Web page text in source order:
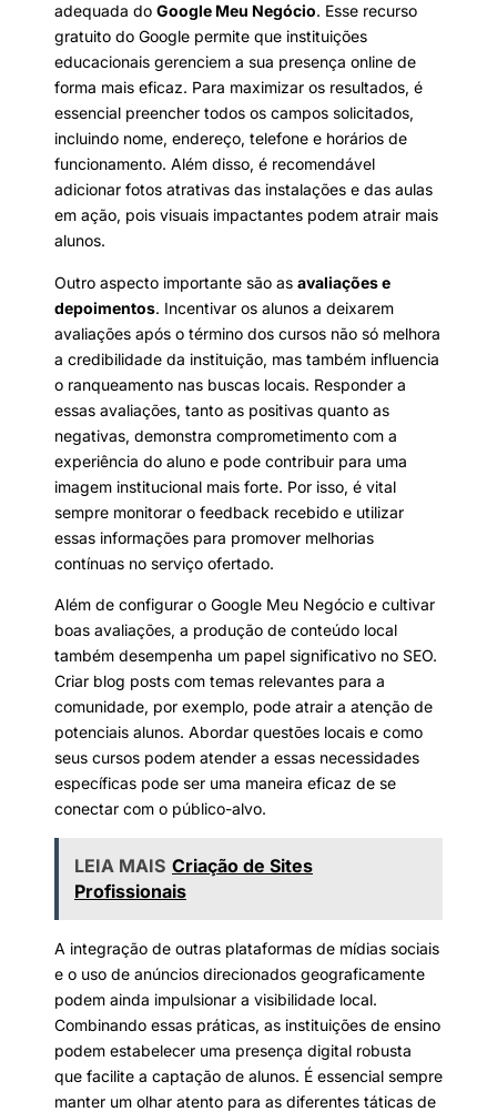
adequada do Google Meu Negócio. Esse recurso
gratuito do Google permite que instituições
educacionais gerenciem a sua presença online de
forma mais eficaz. Para maximizar os resultados, é
essencial preencher todos os campos solicitados,
incluindo nome, endereço, telefone e horários de
funcionamento. Além disso, é recomendável
adicionar fotos atrativas das instalações e das aulas
em ação, pois visuais impactantes podem atrair mais
alunos.
Outro aspecto importante são as avaliações e
depoimentos. Incentivar os alunos a deixarem
avaliações após o término dos cursos não só melhora
a credibilidade da instituição, mas também influencia
o ranqueamento nas buscas locais. Responder a
essas avaliações, tanto as positivas quanto as
negativas, demonstra comprometimento com a
experiência do aluno e pode contribuir para uma
imagem institucional mais forte. Por isso, é vital
sempre monitorar o feedback recebido e utilizar
essas informações para promover melhorias
contínuas no serviço ofertado.
Além de configurar o Google Meu Negócio e cultivar
boas avaliações, a produção de conteúdo local
também desempenha um papel significativo no SEO.
Criar blog posts com temas relevantes para a
comunidade, por exemplo, pode atrair a atenção de
potenciais alunos. Abordar questões locais e como
seus cursos podem atender a essas necessidades
específicas pode ser uma maneira eficaz de se
conectar com o público-alvo.
LEIA MAIS Criação de Sites
Profissionais
A integração de outras plataformas de mídias sociais
e o uso de anúncios direcionados geograficamente
podem ainda impulsionar a visibilidade local.
Combinando essas práticas, as instituições de ensino
podem estabelecer uma presença digital robusta
que facilite a captação de alunos. É essencial sempre
manter um olhar atento para as diferentes táticas de